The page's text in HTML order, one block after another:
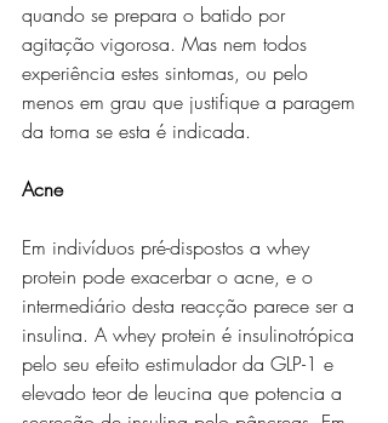
quando se prepara o batido por
agitação vigorosa. Mas nem todos
experiência estes sintomas, ou pelo
menos em grau que justifique a paragem
da toma se esta é indicada.
Acne
Em indivíduos pré-dispostos a whey
protein pode exacerbar o acne, e o
intermediário desta reacção parece ser a
insulina. A whey protein é insulinotrópica
pelo seu efeito estimulador da GLP-1 e
elevado teor de leucina que potencia a